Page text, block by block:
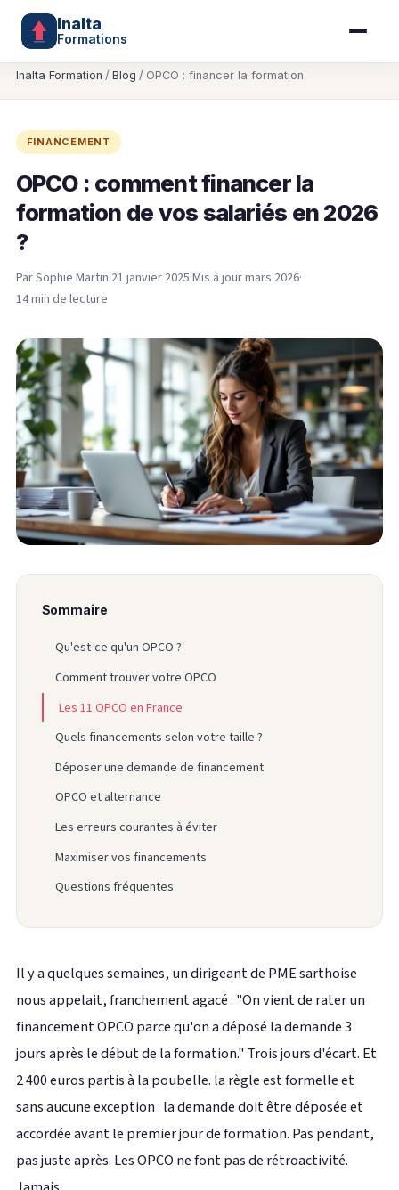
Inalta
Formations
Inalta Formation / Blog / OPCO : financer la formation
FINANCEMENT
OPCO : comment financer la
formation de vos salariés en 2026
?
Par Sophie Martin·21 janvier 2025·Mis à jour mars 2026·
14 min de lecture
Sommaire
Qu'est-ce qu'un OPCO ?
Comment trouver votre OPCO
Les 11 OPCO en France
Quels financements selon votre taille ?
Déposer une demande de financement
OPCO et alternance
Les erreurs courantes à éviter
Maximiser vos financements
Questions fréquentes
Il y a quelques semaines, un dirigeant de PME sarthoise
nous appelait, franchement agacé : "On vient de rater un
financement OPCO parce qu'on a déposé la demande 3
jours après le début de la formation." Trois jours d'écart. Et
2 400 euros partis à la poubelle. la règle est formelle et
sans aucune exception : la demande doit être déposée et
accordée avant le premier jour de formation. Pas pendant,
pas juste après. Les OPCO ne font pas de rétroactivité.